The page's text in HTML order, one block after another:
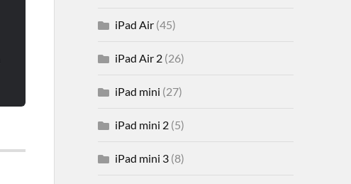
iPad Air(45)
iPad Air 2(26)
iPad mini (27)
iPad mini 2(5)
iPad mini 3(8)